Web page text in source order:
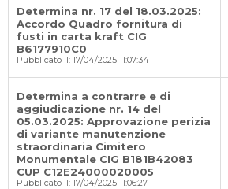
Determina nr. 17 del 18.03.2025:
Accordo Quadro fornitura di
fusti in carta kraft CIG
B6177910C0
Pubblicato il: 17/04/2025 11:07:34
Determina a contrarre e di
aggiudicazione nr. 14 del
05.03.2025: Approvazione perizia
di variante manutenzione
straordinaria Cimitero
Monumentale CIG B181B42083
CUP C12E24000020005
Pubblicato il: 17/04/2025 11:06:27